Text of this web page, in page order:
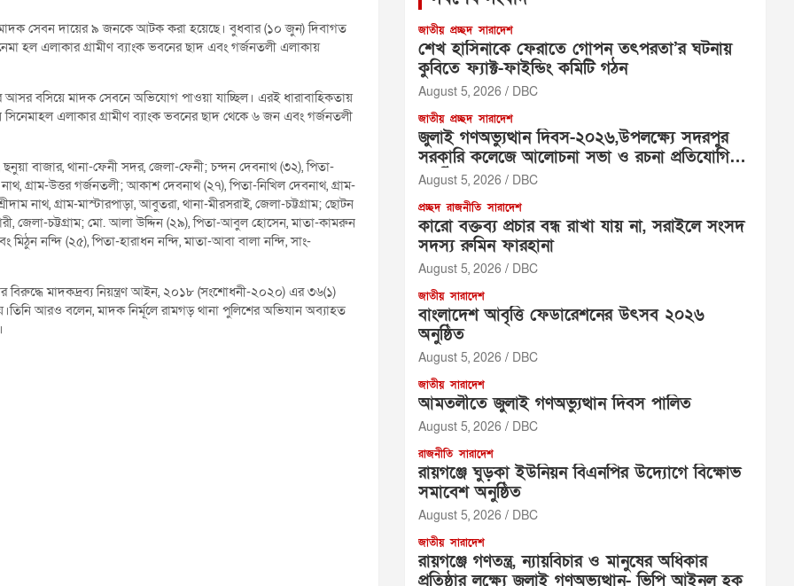
মাদক সেবন দায়ের ৯ জনকে আটক করা হয়েছে। বুধবার (১০ জুন) দিবাগত
হল এলাকার গ্রামীণ ব্যাংক ভবনের ছাদ এবং গর্জনতলী এলাকায়
বসিয়ে মাদক সেবনে অভিযোগ পাওয়া যাচ্ছিল। এরই ধারাবাহিকতায়
এলাকার গ্রামীণ ব্যাংক ভবনের ছাদ থেকে ৬ জন এবং গর্জনতলী
বাজার, থানা-ফেনী সদর, জেলা-ফেনী; চন্দন দেবনাথ (৩২), পিতা-
নাথ, গ্রাম-উত্তর গর্জনতলী; আকাশ দেবনাথ (২৭), পিতা-নিখিল দেবনাথ, গ্রাম-
নাথ, গ্রাম-মাস্টারপাড়া, আবুতরা, থানা-মীরসরাই, জেলা-চট্টগ্রাম; ছোটন
জেলা-চট্টগ্রাম; মো. আলা উদ্দিন (২৯), পিতা-আবুল হোসেন, মাতা-কামরুন
নন্দি (২৫), পিতা-হারাধন নন্দি, মাতা-আবা বালা নন্দি, সাং-
বিরুদ্ধে মাদকদ্রব্য নিয়ন্ত্রণ আইন, ২০১৮ (সংশোধনী-২০২০) এর ৩৬(১)
আরও বলেন, মাদক নির্মূলে রামগড় থানা পুলিশের অভিযান অব্যাহত
জাতীয় প্রচ্ছদ সারাদেশ
শেখ হাসিনাকে ফেরাতে গোপন তৎপরতা’র ঘটনায়
কুবিতে ফ্যাক্ট-ফাইন্ডিং কমিটি গঠন
August 5, 2026 DBC
জাতীয় প্রচ্ছদ সারাদেশ
জুলাই গণঅভ্যুত্থান দিবস-২০২৬,উপলক্ষ্যে সদরপুর
সরকারি কলেজে আলোচনা সভা ও রচনা প্রতিযোগিতা
অনুষ্ঠিত
August 5, 2026 DBC
প্রচ্ছদ রাজনীতি সারাদেশ
‎কারো বক্তব্য প্রচার বন্ধ রাখা যায় না, সরাইলে সংসদ
সদস্য রুমিন ফারহানা ‎ ‎
August 5, 2026 DBC
জাতীয় সারাদেশ
বাংলাদেশ আবৃত্তি ফেডারেশনের উৎসব ২০২৬
অনুষ্ঠিত
August 5, 2026 DBC
জাতীয় সারাদেশ
আমতলীতে জুলাই গণঅভ্যুত্থান দিবস পালিত
August 5, 2026 DBC
রাজনীতি সারাদেশ
রায়গঞ্জে ঘুড়কা ইউনিয়ন বিএনপির উদ্যোগে বিক্ষোভ
সমাবেশ অনুষ্ঠিত
August 5, 2026 DBC
জাতীয় সারাদেশ
রায়গঞ্জে গণতন্ত্র, ন্যায়বিচার ও মানুষের অধিকার
প্রতিষ্ঠার লক্ষ্যে জুলাই গণঅভ্যুত্থান- ভিপি আইনুল হক